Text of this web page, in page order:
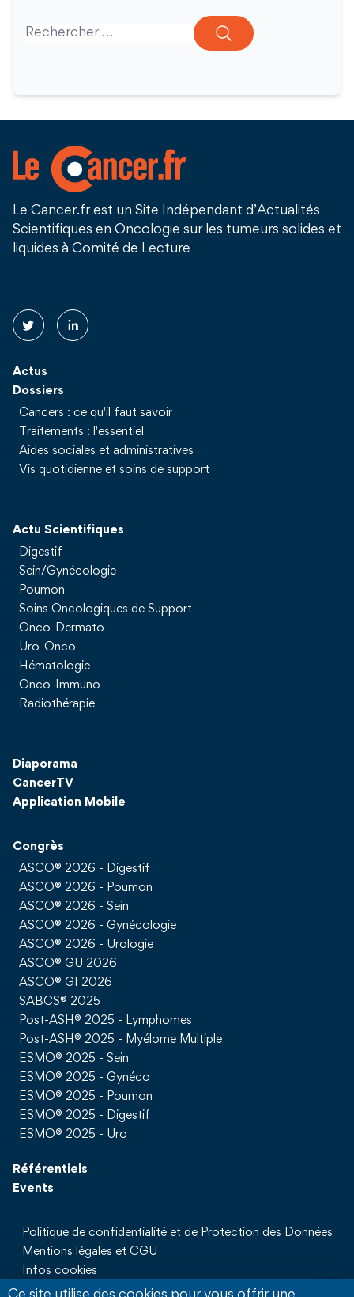
Search for:
Le Cancer.fr est un Site Indépendant d’Actualités
Scientifiques en Oncologie sur les tumeurs solides et
liquides à Comité de Lecture
Actus
Dossiers
Cancers : ce qu'il faut savoir
Traitements : l'essentiel
Aides sociales et administratives
Vis quotidienne et soins de support
Actu Scientifiques
Digestif
Sein/Gynécologie
Poumon
Soins Oncologiques de Support
Onco-Dermato
Uro-Onco
Hématologie
Onco-Immuno
Radiothérapie
Diaporama
CancerTV
Application Mobile
Congrès
ASCO® 2026 - Digestif
ASCO® 2026 - Poumon
ASCO® 2026 - Sein
ASCO® 2026 - Gynécologie
ASCO® 2026 - Urologie
ASCO® GU 2026
ASCO® GI 2026
SABCS® 2025
Post-ASH® 2025 - Lymphomes
Post-ASH® 2025 - Myélome Multiple
ESMO® 2025 - Sein
ESMO® 2025 - Gynéco
ESMO® 2025 - Poumon
ESMO® 2025 - Digestif
ESMO® 2025 - Uro
Référentiels
Events
Politique de confidentialité et de Protection des Données
Mentions légales et CGU
Infos cookies
Qui sommes nous